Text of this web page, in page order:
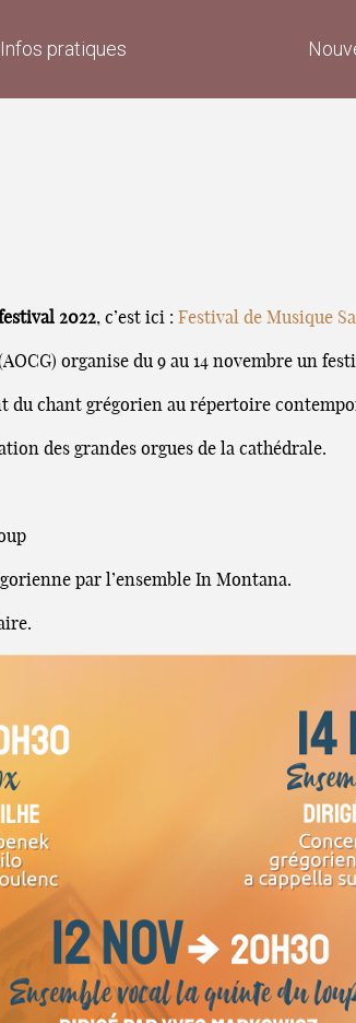
Infos pratiques
2022, c’est ici : Festival de Musique
organise du 9 au 14 novembre un
chant grégorien au répertoire
des grandes orgues de la cathédrale.
par l’ensemble In Montana.